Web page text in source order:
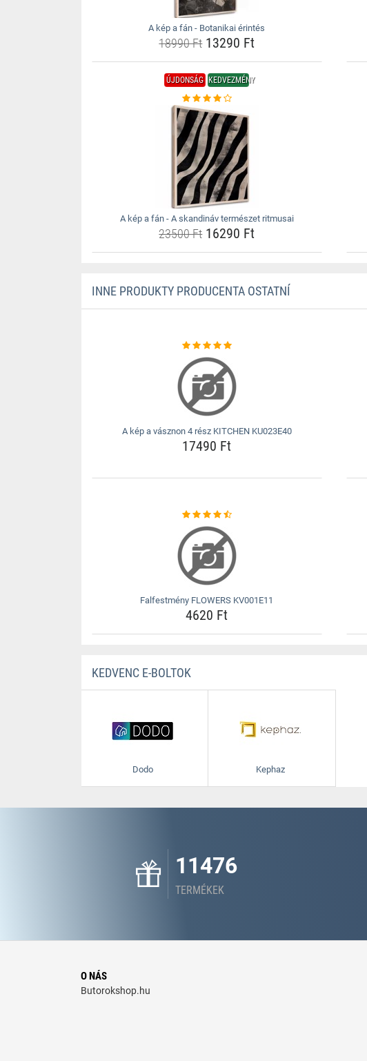
A kép a fán - Botanikai érintés
18990 Ft13290 Ft
ÚJDONSÁG KEDVEZMÉNY
A kép a fán - A skandináv természet ritmusai
23500 Ft16290 Ft
INNE PRODUKTY PRODUCENTA OSTATNÍ
A kép a vásznon 4 rész KITCHEN KU023E40
17490 Ft
Falfestmény FLOWERS KV001E11
4620 Ft
KEDVENC E-BOLTOK
Dodo Kephaz
11476
TERMÉKEK
O NÁS
Butorokshop.hu